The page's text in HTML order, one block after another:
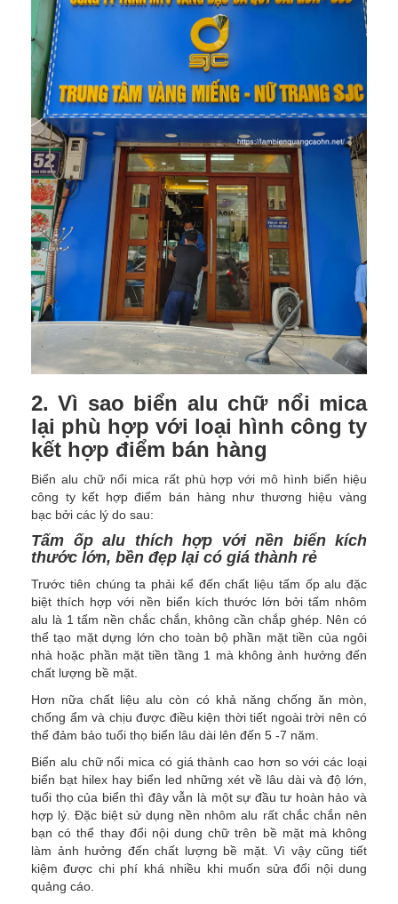
2. Vì sao biển alu chữ nổi mica
lại phù hợp với loại hình công ty
kết hợp điểm bán hàng
Biển alu chữ nổi mica rất phù hợp với mô hình biển hiệu
công ty kết hợp điểm bán hàng như thương hiệu vàng
bạc bởi các lý do sau:
Tấm ốp alu thích hợp với nền biển kích
thước lớn, bền đẹp lại có giá thành rẻ
Trước tiên chúng ta phải kể đến chất liệu tấm ốp alu đặc
biệt thích hợp với nền biển kích thước lớn bởi tấm nhôm
alu là 1 tấm nền chắc chắn, không cần chắp ghép. Nên có
thể tạo mặt dựng lớn cho toàn bộ phần mặt tiền của ngôi
nhà hoặc phần mặt tiền tầng 1 mà không ảnh hưởng đến
chất lượng bề mặt.
Hơn nữa chất liệu alu còn có khả năng chống ăn mòn,
chống ẩm và chịu được điều kiện thời tiết ngoài trời nên có
thể đảm bảo tuổi thọ biển lâu dài lên đến 5 -7 năm.
Biển alu chữ nổi mica có giá thành cao hơn so với các loại
biển bạt hilex hay biển led những xét về lâu dài và độ lớn,
tuổi thọ của biển thì đây vẫn là một sự đầu tư hoàn hảo và
hợp lý. Đặc biệt sử dụng nền nhôm alu rất chắc chắn nên
bạn có thể thay đổi nội dung chữ trên bề mặt mà không
làm ảnh hưởng đến chất lượng bề mặt. Vì vậy cũng tiết
kiệm được chi phí khá nhiều khi muốn sửa đổi nội dung
quảng cáo.